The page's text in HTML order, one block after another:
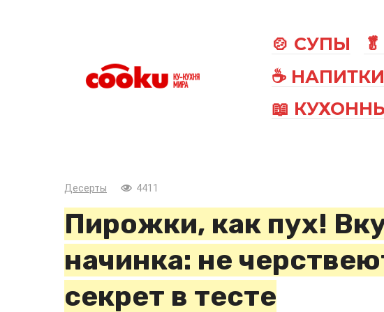
🍲 СУПЫ
☕ НАПИТКИ
📖
Десерты 4411
Пирожки, как пух!
начинка: не
секрет в тесте